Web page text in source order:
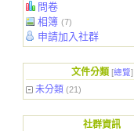
問卷
相簿 (7)
申請加入社群
文件分類 [總覽]
未分類 (21)
社群資訊